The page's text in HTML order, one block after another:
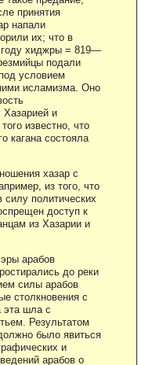
принятия
напали
их; что в
году хиджры = 819—
подали
условием
исламизма. Оно
и
известно, что
кагана состояла
хазар с
из того, что
политических
доступ к
из Хазарии и
арабов
до реки
силы арабов
столкновения с
эта шла с
Результатом
было явиться
и
арабов о